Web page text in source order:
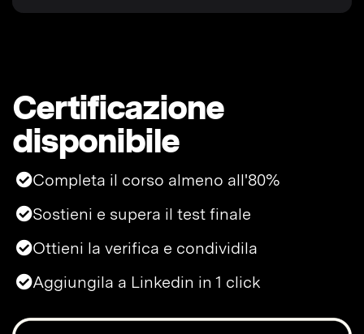
Certificazione
disponibile
Completa il corso almeno all'80%
Sostieni e supera il test finale
Ottieni la verifica e condividila
Aggiungila a Linkedin in 1 click